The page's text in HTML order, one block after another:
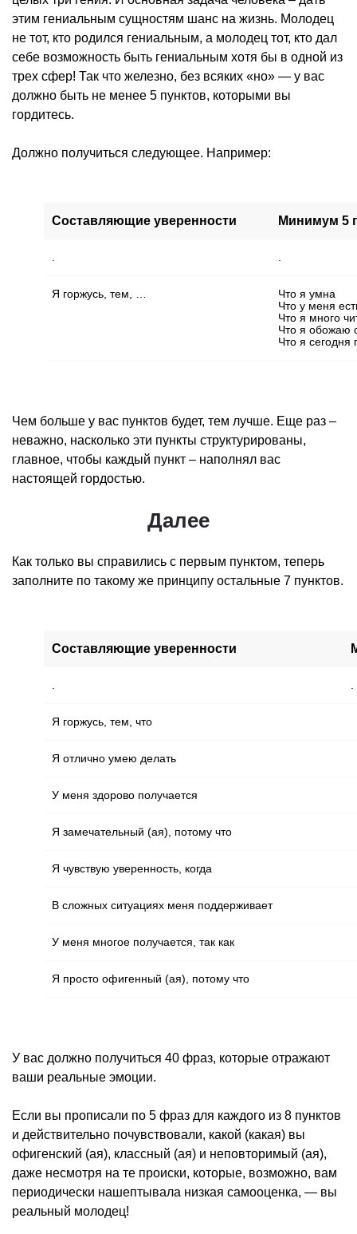
этим гениальным сущностям шанс на жизнь. Молодец
не тот, кто родился гениальным, а молодец тот, кто дал
себе возможность быть гениальным хотя бы в одной из
трех сфер! Так что железно, без всяких «но» — у вас
должно быть не менее 5 пунктов, которыми вы
гордитесь.
Должно получиться следующее. Например:
Составляющие уверенности Минимум 5
Я горжусь, тем, …
Что я умна
Что у меня
Что я много
Что я обожаю
Что я сегодня
Чем больше у вас пунктов будет, тем лучше. Еще раз –
неважно, насколько эти пункты структурированы,
главное, чтобы каждый пункт – наполнял вас
настоящей гордостью.
Далее
Как только вы справились с первым пунктом, теперь
заполните по такому же принципу остальные 7 пунктов.
Составляющие уверенности
Я горжусь, тем, что
Я отлично умею делать
У меня здорово получается
Я замечательный (ая), потому что
Я чувствую уверенность, когда
В сложных ситуациях меня поддерживает
У меня многое получается, так как
Я просто офигенный (ая), потому что
У вас должно получиться 40 фраз, которые отражают
ваши реальные эмоции.
Если вы прописали по 5 фраз для каждого из 8 пунктов
и действительно почувствовали, какой (какая) вы
офигенский (ая), классный (ая) и неповторимый (ая),
даже несмотря на те происки, которые, возможно, вам
периодически нашептывала низкая самооценка, — вы
реальный молодец!